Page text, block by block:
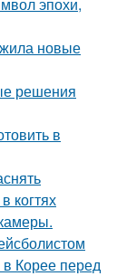
новые
решения
в
когтях
Корее перед